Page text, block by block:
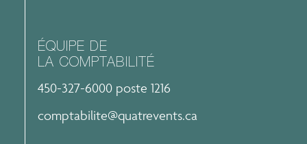
ÉQUIPE DE
LA COMPTABILITÉ
450-327-6000 poste 1216
comptabilite@quatrevents.ca